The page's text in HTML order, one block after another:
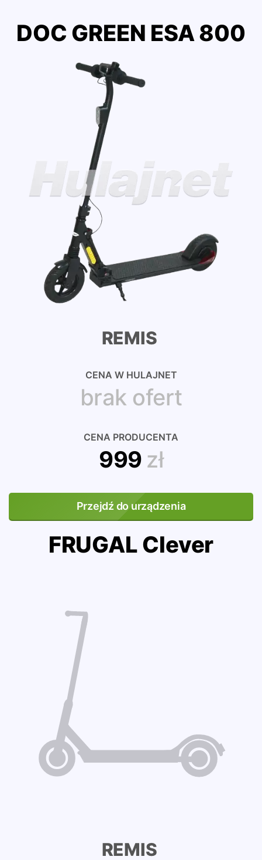
DOC GREEN ESA 800
REMIS
CENA W HULAJNET
brak ofert
CENA PRODUCENTA
999 zł
Przejdź do urządzenia
FRUGAL Clever
REMIS